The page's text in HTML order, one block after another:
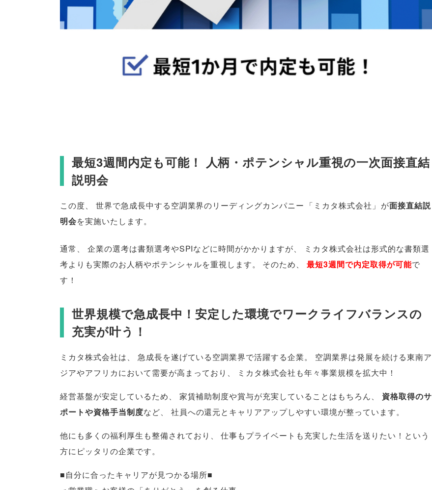
最短3週間内定も可能！ 人柄・ポテンシャル重視の一次面接直結
説明会
この度、 世界で急成長中する空調業界のリーディングカンパニー 「 ミカタ株式会社 」 が面接直結説
明会を実施いたします。
通常 、 企業の選考は書類選考やSPIなどに時間がかかりますが、
ミカタ株式会社は形式的な書類選
考よりも実際のお人柄やポテンシャルを重視します。 そのため、 最短3週間で内定取得が可能で
す！
世界規模で急成長中！安定した環境でワークライフバランスの
充実が叶う！
ミカタ株式会社は、 急成長を遂げている空調業界で活躍する企業。
空調業界は発展を続ける東南ア
ジアやアフリカにおいて需要が高まっており 、 ミカタ株式会社も年々事業規模を拡大中！
経営基盤が安定しているため、 家賃補助制度や賞与が充実していることはもちろん、
資格取得のサ
ポートや資格手当制度など、 社員への還元とキャリアアップしやすい環境が整っています。
他にも多くの福利厚生も整備されており 、
仕事もプライベートも充実した生活を送りたい！という
方にピッタリの企業です。
■自分に合ったキャリアが見つかる場所■